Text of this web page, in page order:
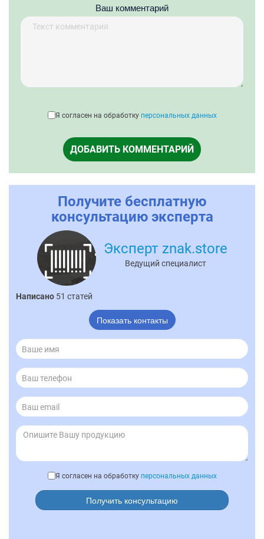
Ваш комментарий
Я согласен на обработку персональных данных
ДОБАВИТЬ КОММЕНТАРИЙ
Получите бесплатную
консультацию эксперта
Эксперт znak.store
Ведущий специалист
Написано 51 статей
Показать контакты
Я согласен на обработку персональных данных
Получить консультацию